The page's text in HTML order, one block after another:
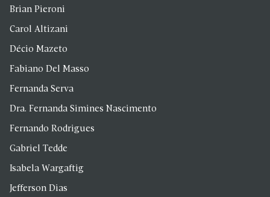
Brian Pieroni
Carol Altizani
Décio Mazeto
Fabiano Del Masso
Fernanda Serva
Dra. Fernanda Simines Nascimento
Fernando Rodrigues
Gabriel Tedde
Isabela Wargaftig
Jefferson Dias